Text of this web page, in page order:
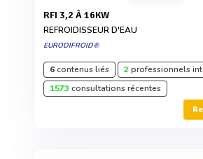
RFI 3,2 À 16KW
REFROIDISSEUR D'EAU
EURODIFROID®
6contenus liés 2professionnels
1573 consultations récentes